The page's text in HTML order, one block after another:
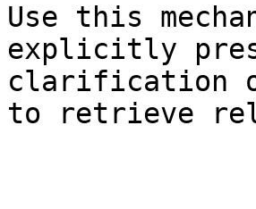
Use this
explicitly
clarification